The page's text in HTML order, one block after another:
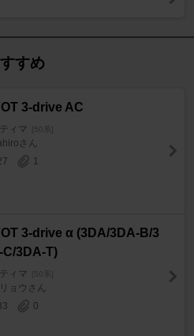
すめ
3-drive AC
ィマ [50系]
さん
1
3-drive α (3DA/3DA-B/3
C/3DA-T)
ィマ [50系]
ョウさん
0